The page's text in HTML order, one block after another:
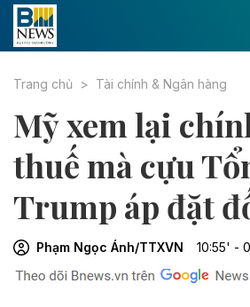
Trang chủ Tài chính & Ngân hàng
Mỹ xem lại
thuế mà cựu
Trump áp đặt
Phạm Ngọc Ánh/TTXVN 10:55' -